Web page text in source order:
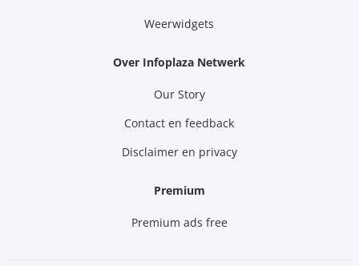
Weerwidgets
Over Infoplaza Netwerk
Our Story
Contact en feedback
Disclaimer en privacy
Premium
Premium ads free